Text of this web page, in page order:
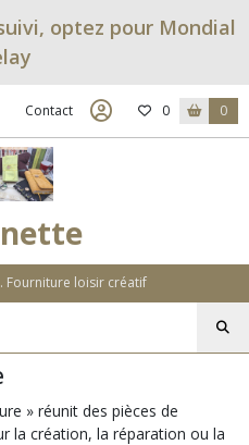
optez pour Mondial
Contact 0 0
Fourniture loisir créatif
» réunit des pièces de
la création, la réparation ou la